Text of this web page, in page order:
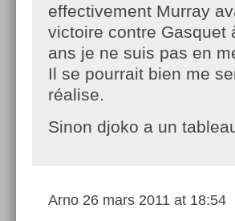
effectivement Murray
victoire contre Gasquet
ans je ne suis pas en
Il se pourrait bien me
réalise.
Sinon djoko a un
Arno 26 mars 2011 at 18:54